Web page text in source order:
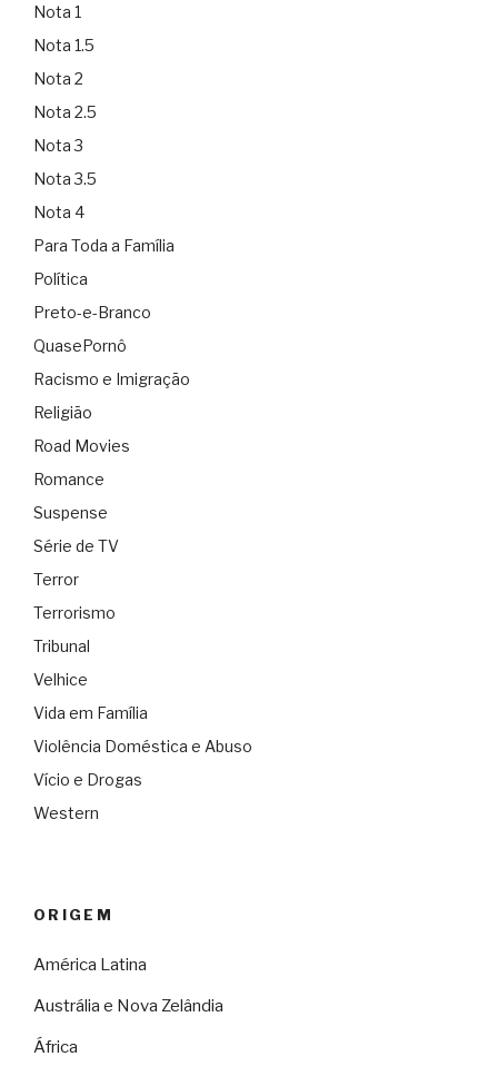
Nota 1
Nota 1.5
Nota 2
Nota 2.5
Nota 3
Nota 3.5
Nota 4
Para Toda a Família
Política
Preto-e-Branco
QuasePornô
Racismo e Imigração
Religião
Road Movies
Romance
Suspense
Série de TV
Terror
Terrorismo
Tribunal
Velhice
Vida em Família
Violência Doméstica e Abuso
Vício e Drogas
Western
ORIGEM
América Latina
Austrália e Nova Zelândia
África